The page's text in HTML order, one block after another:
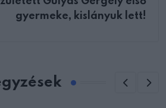
gyermeke, kislányuk lett!